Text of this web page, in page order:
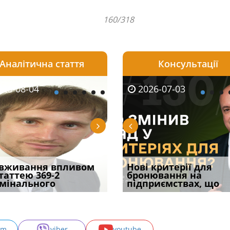
160/318
06
встановив для
шкоди
2026-08-06
Документи, на яких не
проставляється
апостиль: пер
Аналітична стаття
08-04
впливом
369-2
2026-08-04
Переоформлення
відстрочки за іншою
підставою: нов
Консультації
2026-05-25
з юристів замінить
а хто зароблятиме
2026-07-03
Нові критерії для
бронювання на
підприємствах, що
2026-07-30
Восьмий ААС
підтвердив, що
може скас